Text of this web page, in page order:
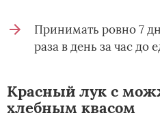
Принимать ровно 7
раза в день за час до
Красный лук с
хлебным квасом